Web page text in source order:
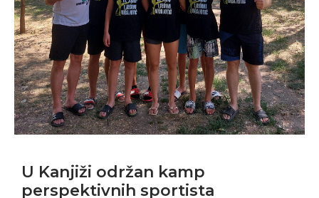
U Kanjiži održan kamp
perspektivnih sportista